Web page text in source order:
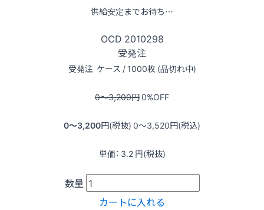
供給安定までお待ち…
OCD 2010298
受発注
受発注 ケース / 1000枚 (品切れ中)
0〜3,200円0%OFF
0〜3,200円(税抜) 0〜3,520円(税込)
単価： 3.2 円(税抜)
数量
カートに入れる